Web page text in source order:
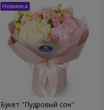
Букет "Пудровый сон"